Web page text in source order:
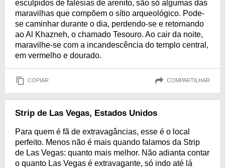
esculpidos de falésias de arenito, são só algumas das
maravilhas que compõem o sítio arqueológico. Pode-
se caminhar durante o dia, perdendo-se e retornando
ao Al Khazneh, o chamado Tesouro. Ao cair da noite,
maravilhe-se com a incandescência do templo central,
em vermelho e dourado.
COPIAR COMPARTILHAR
Strip de Las Vegas, Estados Unidos
Para quem é fã de extravagâncias, esse é o local
perfeito. Menos não é mais quando falamos da Strip
de Las Vegas: quanto mais melhor. Não adianta contar
o quanto Las Vegas é extravagante, só indo até lá